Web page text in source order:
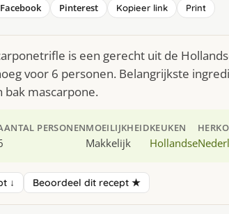
Facebook Pinterest Kopieer link Print
is een gerecht uit de
voor 6 personen. Belangrijkste
mascarpone.
PERSONENMOEILIJKHEID
Makkelijk
KEUKEN
Hollandse
↓ Beoordeel dit recept ★